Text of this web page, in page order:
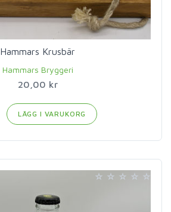
Hammars Krusbär
Hammars Bryggeri
20,00 kr
LÄGG I VARUKORG